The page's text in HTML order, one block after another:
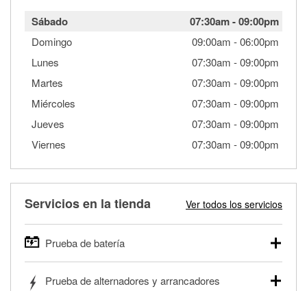
Sábado 07:30am-09:00pm
Domingo 09:00am -06:00pm
Lunes
07:30am -09:00pm
Martes
07:30am -09:00pm
Miércoles
07:30am -09:00pm
Jueves
07:30am -09:00pm
Viernes
07:30am -09:00pm
Servicios en la tienda Ver todos los servicios
Prueba de batería
autos, camionetas, SUVs, vehículos comerciales y
Prueba de alternadores y arrancadores